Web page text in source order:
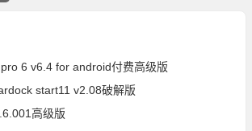
6 v6.4 for android付费高级版
start11 v2.08破解版
高级版